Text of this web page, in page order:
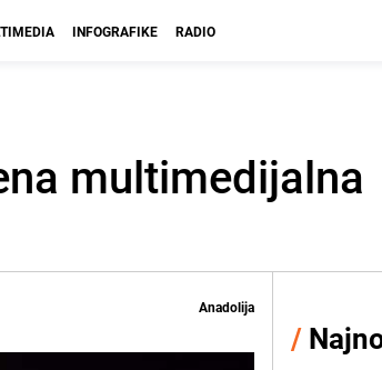
INFOGRAFIKE RADIO
multimedijalna
Anadolija
/